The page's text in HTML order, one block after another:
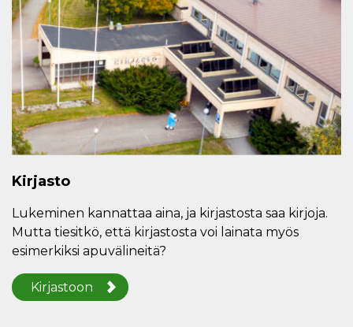
Kirjasto
Lukeminen kannattaa aina, ja kirjastosta saa kirjoja.
Mutta tiesitkö, että kirjastosta voi lainata myös
esimerkiksi apuvälineitä?
Kirjastoon